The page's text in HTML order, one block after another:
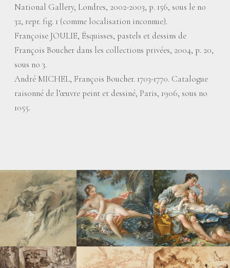
National Gallery, Londres, 2002-2003, p. 156, sous le no
32, repr. fig. 1 (comme localisation inconnue).
Françoise JOULIE, Ésquisses, pastels et dessins de
François Boucher dans les collections privées, 2004, p. 20,
sous no 3.
André MICHEL, François Boucher. 1703-1770. Catalogue
raisonné de l’œuvre peint et dessiné, Paris, 1906, sous no
1055.